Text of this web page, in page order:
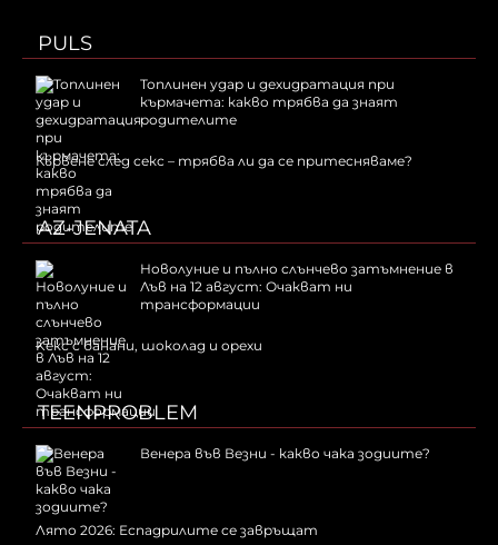
PULS
Топлинен удар и дехидратация при
кърмачета: какво трябва да знаят
родителите
Кървене след секс – трябва ли да се притесняваме?
AZ-JENATA
Новолуние и пълно слънчево затъмнение в
Лъв на 12 август: Очакват ни
трансформации
Kекс с банани, шоколад и орехи
TEENPROBLEM
Венера във Везни - какво чака зодиите?
Лято 2026: Еспадрилите се завръщат